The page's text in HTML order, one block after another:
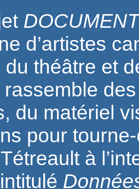
d’artistes
du théâtre et
du matériel
pour
à